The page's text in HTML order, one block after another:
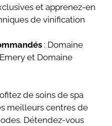
et apprenez-en
de vinification
: Domaine
et Domaine
de soins de spa
meilleurs centres de
Détendez-vous